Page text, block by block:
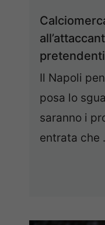
pretendenti
Il Napoli
posa lo
saranno i
entrata che